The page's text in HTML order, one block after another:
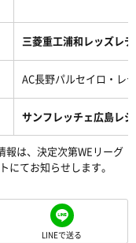
三菱重工浦和レッズレ
AC長野パルセイロ・レ
サンフレッチェ広島レ
は、決定次第WEリーグ
にてお知らせします。
LINEで送る